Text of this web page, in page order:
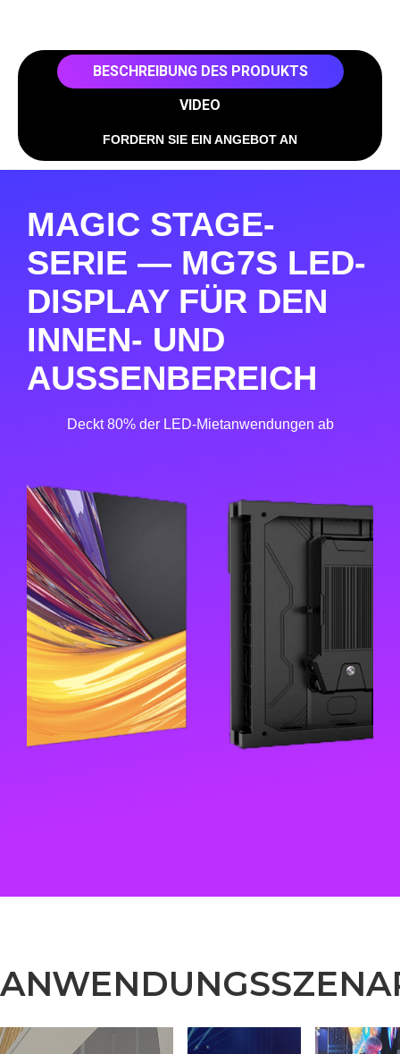
BESCHREIBUNG DES PRODUKTS
VIDEO
FORDERN SIE EIN ANGEBOT AN
MAGIC STAGE-
SERIE — MG7S LED-
DISPLAY FÜR DEN
INNEN- UND
AUSSENBEREICH
Deckt 80% der LED-Mietanwendungen ab